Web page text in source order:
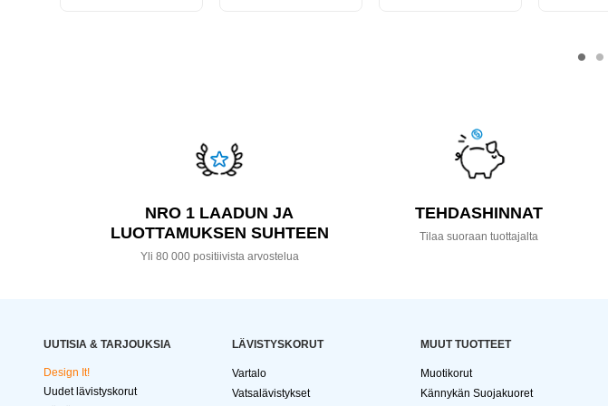
NRO 1 LAADUN JA
LUOTTAMUKSEN SUHTEEN
Yli 80 000 positiivista arvostelua
TEHDASHINNAT
Tilaa suoraan tuottajalta
UUTISIA & TARJOUKSIA
Design It!
Uudet lävistyskorut
LÄVISTYSKORUT
Vartalo
Vatsalävistykset
MUUT TUOTTEET
Muotikorut
Kännykän Suojakuoret